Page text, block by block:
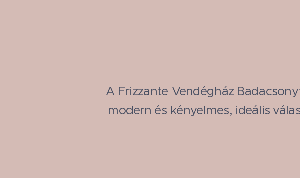
A Frizzante Vendégház
modern és kényelmes, ideális